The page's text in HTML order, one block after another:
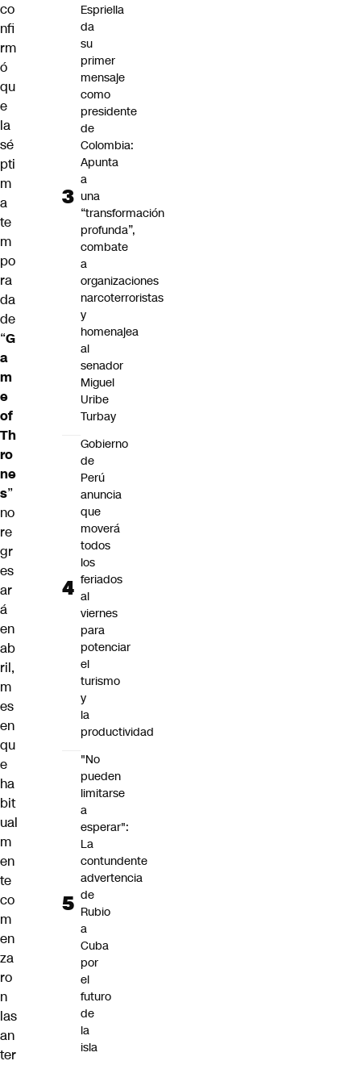
co
nfi
rm
ó
qu
e
la
sé
pti
m
a
te
m
po
ra
da
de
“G
a
m
e
of
Th
ro
ne
s”
no
re
gr
es
ar
á
en
ab
ril,
m
es
en
qu
e
ha
bit
ual
m
en
te
co
m
en
za
ro
n
las
an
ter
Espriella
da
su
primer
mensaje
como
presidente
de
Colombia:
Apunta
a
una
“transformación
profunda”,
combate
a
organizaciones
narcoterroristas
y
homenajea
al
senador
Miguel
Uribe
Turbay
Gobierno
de
Perú
anuncia
que
moverá
todos
los
feriados
al
viernes
para
potenciar
el
turismo
y
la
productividad
"No
pueden
limitarse
a
esperar":
La
contundente
advertencia
de
Rubio
a
Cuba
por
el
futuro
de
la
isla